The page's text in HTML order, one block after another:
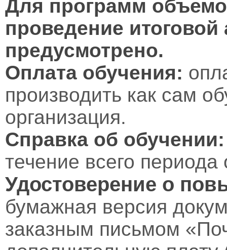
Для программ
проведение итоговой
предусмотрено.
Оплата обучения:
производить как сам
организация.
Справка об обучении:
течение всего периода
Удостоверение о
бумажная версия
заказным письмом